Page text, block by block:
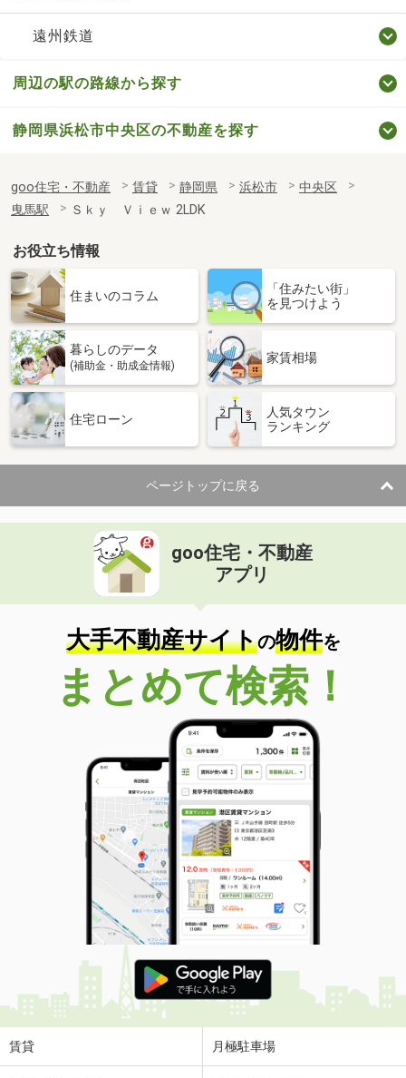
遠州鉄道
周辺の駅の路線から探す
静岡県浜松市中央区の不動産を探す
goo住宅・不動産 賃貸 静岡県 浜松市
中央区
曳馬駅
Ｓｋｙ Ｖｉｅｗ 2LDK
お役立ち情報
住まいのコラム
「住みたい街」
を見つけよう
暮らしのデータ
(補助金・助成金情報)
家賃相場
住宅ローン
人気タウン
ランキング
ページトップに戻る
goo住宅・不動産
アプリ
大手不動産サイトの物件を
まとめて検索！
賃貸 月極駐車場